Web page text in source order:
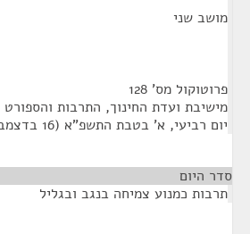
מושב שני
פרוטוקול מס' 128
מישיבת ועדת החינוך, התרבות והספורט
יום רביעי, א' בטבת התשפ"א (16 בדצמבר 2020), שעה 9:36
סדר היום
תרבות כמנוע צמיחה בנגב ובגליל